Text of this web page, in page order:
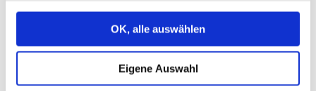
OK, alle auswählen
Eigene Auswahl
Español A1/A2– ANMELDUNG/REGISTRATION
30.09.26 - 09.12.26 (10 Termine)